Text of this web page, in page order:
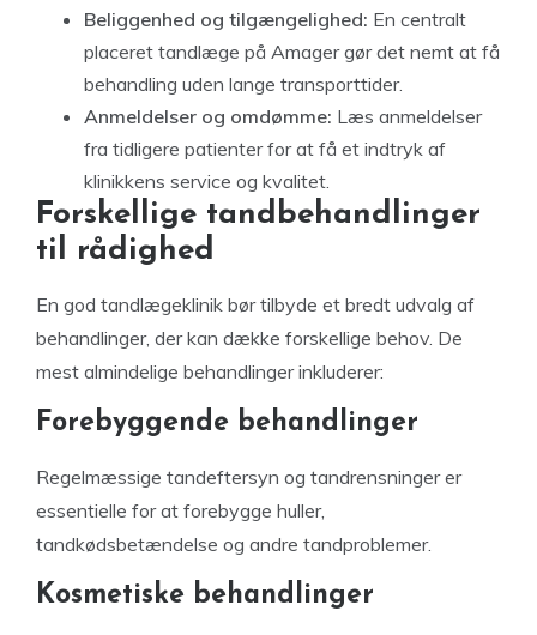
Beliggenhed og tilgængelighed: En centralt
placeret tandlæge på Amager gør det nemt at få
behandling uden lange transporttider.
Anmeldelser og omdømme: Læs anmeldelser
fra tidligere patienter for at få et indtryk af
klinikkens service og kvalitet.
Forskellige tandbehandlinger
til rådighed
En god tandlægeklinik bør tilbyde et bredt udvalg af
behandlinger, der kan dække forskellige behov. De
mest almindelige behandlinger inkluderer:
Forebyggende behandlinger
Regelmæssige tandeftersyn og tandrensninger er
essentielle for at forebygge huller,
tandkødsbetændelse og andre tandproblemer.
Kosmetiske behandlinger